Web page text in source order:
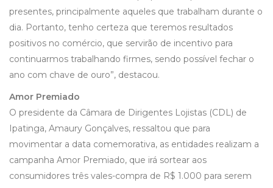
presentes, principalmente aqueles que trabalham durante o
dia. Portanto, tenho certeza que teremos resultados
positivos no comércio, que servirão de incentivo para
continuarmos trabalhando firmes, sendo possível fechar o
ano com chave de ouro”, destacou.
Amor Premiado
O presidente da Câmara de Dirigentes Lojistas (CDL) de
Ipatinga, Amaury Gonçalves, ressaltou que para
movimentar a data comemorativa, as entidades realizam a
campanha Amor Premiado, que irá sortear aos
consumidores três vales-compra de R$ 1.000 para serem